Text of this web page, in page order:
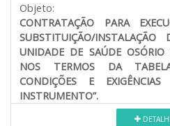
Objeto:
CONTRATAÇÃO PARA
SUBSTITUIÇÃO/
UNIDADE DE SAÚDE OSÓRIO
NOS TERMOS DA
CONDIÇÕES E EXIGÊNCIAS
INSTRUMENTO”.